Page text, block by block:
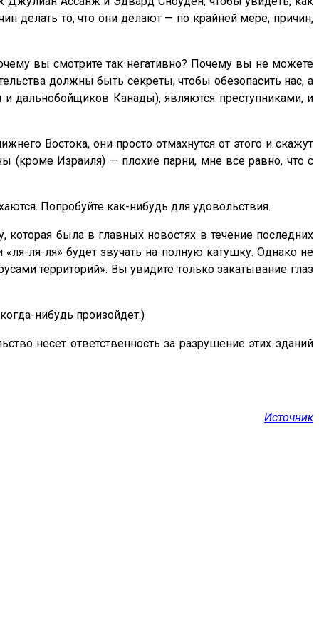
делать то, что они делают — по крайней мере, причин,
вы смотрите так негативно? Почему вы не можете
должны быть секреты, чтобы обезопасить нас, а
дальнобойщиков Канады), являются преступниками, и
Востока, они просто отмахнутся от этого и скажут
(кроме Израиля) — плохие парни, мне все равно, что с
Попробуйте как-нибудь для удовольствия.
была в главных новостях в течение последних
ля-ля» будет звучать на полную катушку. Однако не
территорий». Вы увидите только закатывание глаз
нибудь произойдет.)
несет ответственность за разрушение этих зданий
Источник